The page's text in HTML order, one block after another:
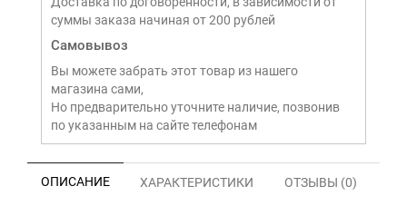
суммы заказа начиная от 200 рублей
Самовывоз
Вы можете забрать этот товар из нашего
магазина сами,
Но предварительно уточните наличие, позвонив
по указанным на сайте телефонам
ОПИСАНИЕ ХАРАКТЕРИСТИКИ ОТЗЫВЫ (0)